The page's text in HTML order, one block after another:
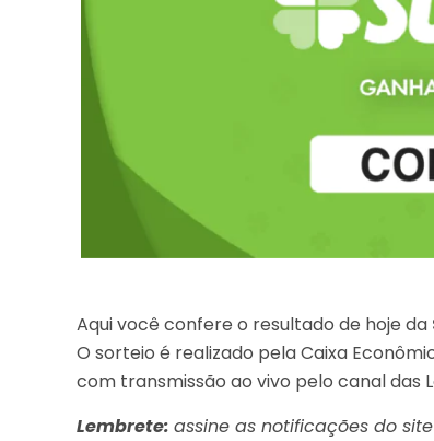
Aqui você confere o resultado de hoje da
O sorteio é realizado pela Caixa
com transmissão ao vivo pelo canal das
Lembrete:assine as notificações do